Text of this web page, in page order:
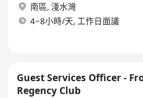
南區, 淺水灣
4~8小時/天, 工作日面議
Guest Services Officer -
Regency Club